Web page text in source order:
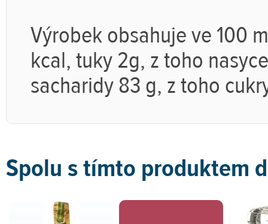
Výrobek obsahuje ve 100
kcal, tuky 2g, z toho
sacharidy 83 g, z toho
Spolu s tímto produktem